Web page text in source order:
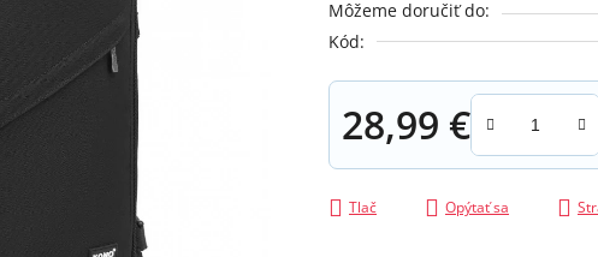
z
5
hviezdičiek.
Môžeme doručiť do:
Kód:
28,99 €
Jednotková cena:
Tlač Opýtať sa